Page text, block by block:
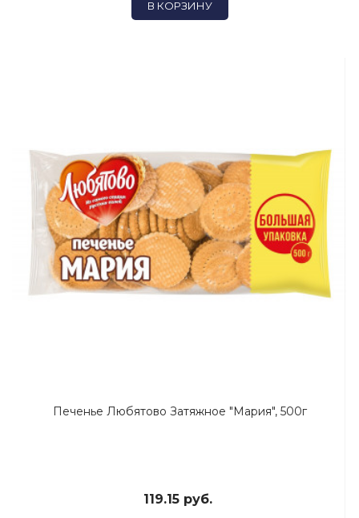
В КОРЗИНУ
Печенье Любятово Затяжное "Мария", 500г
119.15 руб.